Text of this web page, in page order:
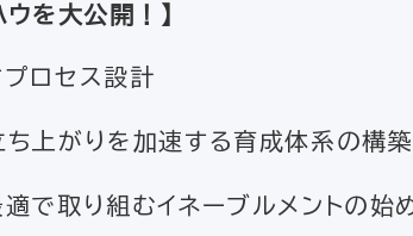
を大公開！】
ロセス設計
上がりを加速する育成体系の構築
で取り組むイネーブルメントの始